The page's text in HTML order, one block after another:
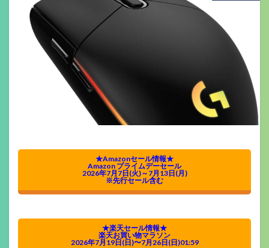
★Amazonセール情報★
Amazon プライムデーセール
2026年7月7日(火)～7月13日(月)
※先行セール含む
★楽天セール情報★
楽天お買い物マラソン
2026年7月19日(日)〜7月26日(日)01:59